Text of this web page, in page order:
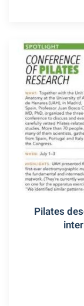
Pilates